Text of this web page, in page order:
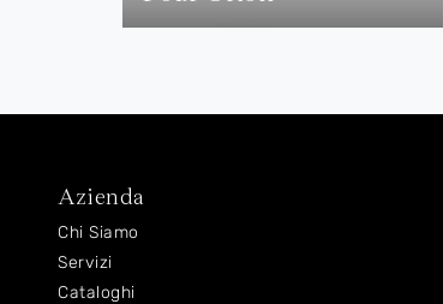
Azienda
Chi Siamo
Servizi
Cataloghi